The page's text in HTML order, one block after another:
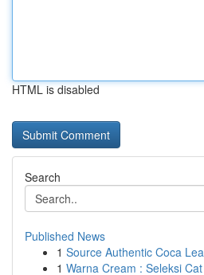
HTML is disabled
Search
Published News
1 Source Authentic Coca
1 Warna Cream : Seleksi